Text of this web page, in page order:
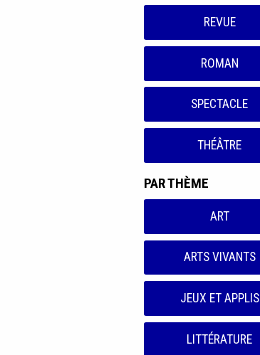
REVUE
ROMAN
SPECTACLE
THÉÂTRE
PAR THÈME
ART
ARTS VIVANTS
JEUX ET APPLIS
LITTÉRATURE